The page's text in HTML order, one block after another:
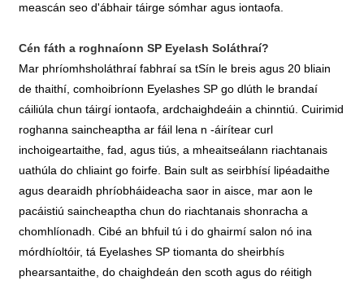
meascán seo d'ábhair táirge sómhar agus iontaofa.
Cén fáth a roghnaíonn SP Eyelash Soláthraí?
Mar phríomhsholáthraí fabhraí sa tSín le breis agus 20 bliain
de thaithí, comhoibríonn Eyelashes SP go dlúth le brandaí
cáiliúla chun táirgí iontaofa, ardchaighdeáin a chinntiú. Cuirimid
roghanna saincheaptha ar fáil lena n -áirítear curl
inchoigeartaithe, fad, agus tiús, a mheaitseálann riachtanais
uathúla do chliaint go foirfe. Bain sult as seirbhísí lipéadaithe
agus dearaidh phríobháideacha saor in aisce, mar aon le
pacáistiú saincheaptha chun do riachtanais shonracha a
chomhlíonadh. Cibé an bhfuil tú i do ghairmí salon nó ina
mórdhíoltóir, tá Eyelashes SP tiomanta do sheirbhís
phearsantaithe, do chaighdeán den scoth agus do réitigh